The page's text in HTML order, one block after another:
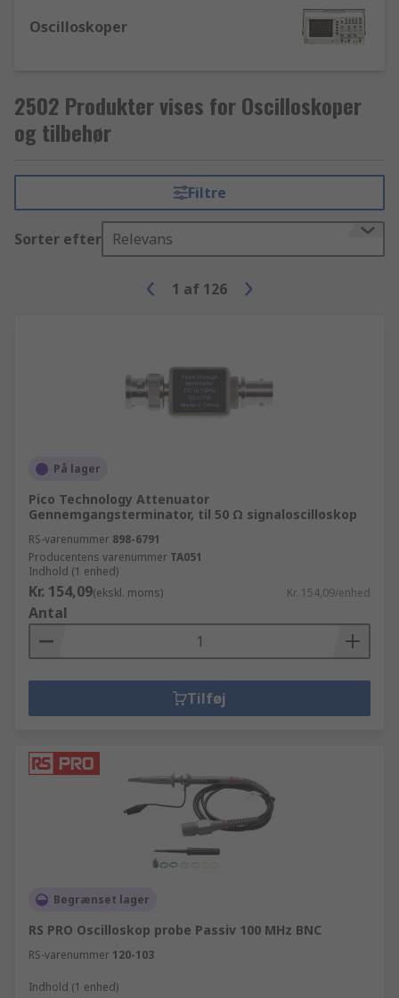
Oscilloskoper
2502 Produkter vises for Oscilloskoper
og tilbehør
Filtre
Sorter efter Relevans
1 af 126
På lager
Pico Technology Attenuator
Gennemgangsterminator, til 50 Ω signaloscilloskop
RS-varenummer 898-6791
Producentens varenummer TA051
Indhold (1 enhed)
Kr. 154,09(ekskl. moms) Kr. 154,09/enhed
Antal
Tilføj
Begrænset lager
RS PRO Oscilloskop probe Passiv 100 MHz BNC
RS-varenummer 120-103
Indhold (1 enhed)